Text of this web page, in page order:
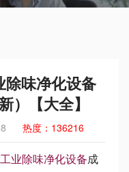
除味净化设备
）【大全】
热度：136216
工业除味净化设备成